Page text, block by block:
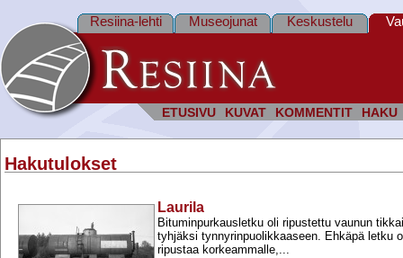
ETUSIVU KUVAT KOMMENTIT HAKU
Resiina-lehti Museojunat Keskustelu
Hakutulokset
Laurila
Bituminpurkausletku oli ripustettu vaunun
tyhjäksi tynnyrinpuolikkaaseen. Ehkäpä letku
ripustaa korkeammalle,...